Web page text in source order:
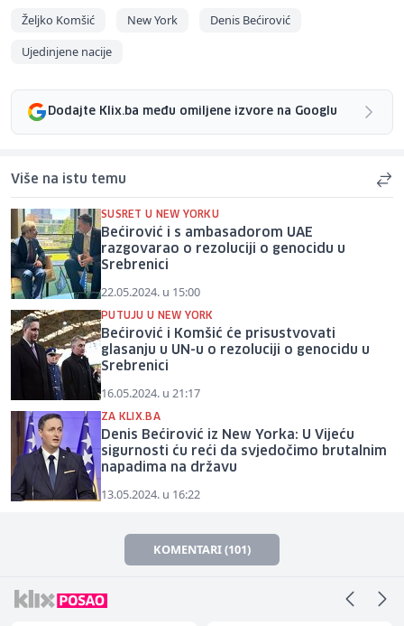
Željko Komšić New York
Denis Bećirović
Ujedinjene nacije
Dodajte Klix.ba među omiljene izvore na Googlu
Više na istu temu
SUSRET U NEW YORKU
Bećirović i s ambasadorom UAE
razgovarao o rezoluciji o genocidu u
Srebrenici
22.05.2024. u 15:00
PUTUJU U NEW YORK
Bećirović i Komšić će prisustvovati
glasanju u UN-u o rezoluciji o genocidu u
Srebrenici
16.05.2024. u 21:17
ZA KLIX.BA
Denis Bećirović iz New Yorka: U Vijeću
sigurnosti ću reći da svjedočimo brutalnim
napadima na državu
13.05.2024. u 16:22
KOMENTARI (101)